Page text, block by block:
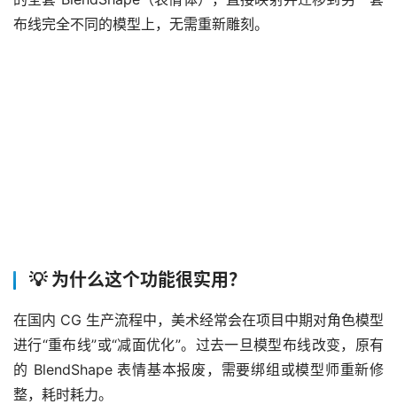
布线完全不同的模型上，无需重新雕刻。
💡 为什么这个功能很实用？
在国内 CG 生产流程中，美术经常会在项目中期对角色模型
进行“重布线”或“减面优化”。过去一旦模型布线改变，原有
的 BlendShape 表情基本报废，需要绑组或模型师重新修
整，耗时耗力。